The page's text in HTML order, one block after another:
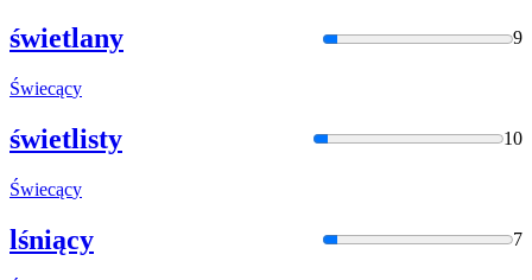
świetlany 9
Świecący
świetlisty 10
Świecący
lśniący 7